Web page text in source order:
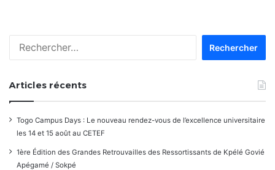
Articles récents
Togo Campus Days : Le nouveau rendez-vous de l’excellence universitaire
les 14 et 15 août au CETEF
1ère Édition des Grandes Retrouvailles des Ressortissants de Kpélé Govié
Apégamé / Sokpé